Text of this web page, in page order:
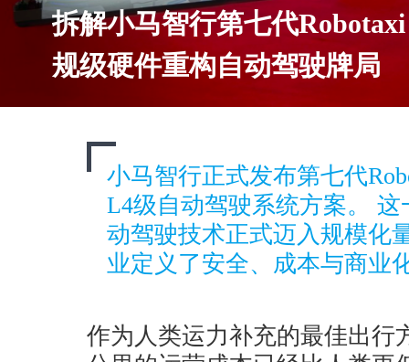
拆解小马智行第七代
规级硬件重构自动驾驶牌局
小马智行正式发布第七代
L4级自动驾驶系统方案。
动驾驶技术正式迈入规模化
业定义了安全、成本与商业
作为人类运力补充的最佳出行